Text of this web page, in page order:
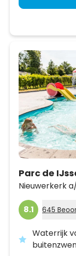
Parc de
Nieuwerkerk
8.1 645
Waterrijk